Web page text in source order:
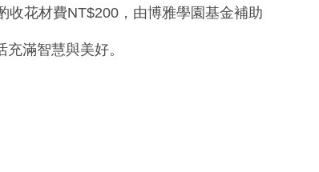
收花材費NT$200，由博雅學園基金補助
滿智慧與美好。